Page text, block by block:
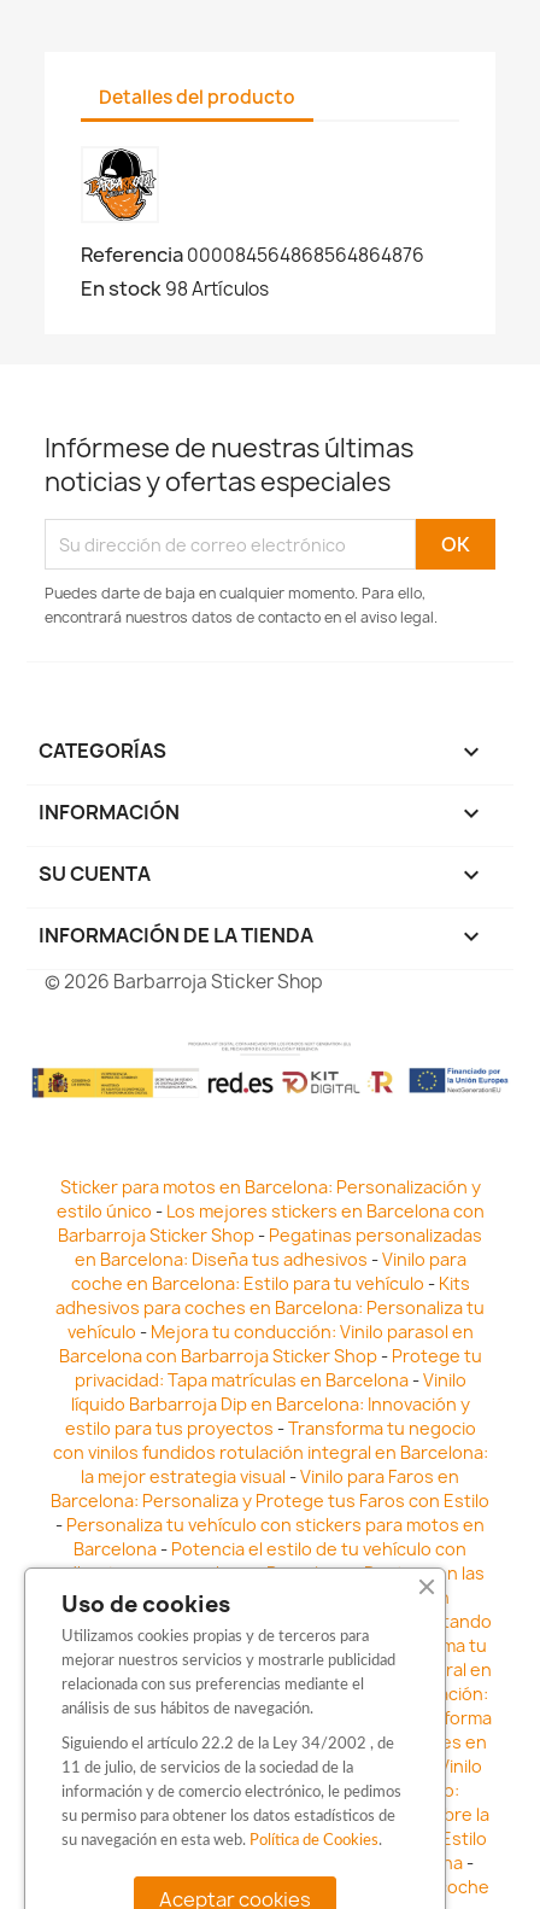
Detalles del producto
Referencia000084564868564864876
En stock98 Artículos
Infórmese de nuestras últimas
noticias y ofertas especiales
Puedes darte de baja en cualquier momento. Para ello,
encontrará nuestros datos de contacto en el aviso legal.
CATEGORÍAS 
INFORMACIÓN 
SU CUENTA 
INFORMACIÓN DE LA TIENDA keyboard_arrow_down
© 2026 Barbarroja Sticker Shop
Sticker para motos en Barcelona: Personalización y
estilo único - Los mejores stickers en Barcelona con
Barbarroja Sticker Shop- Pegatinas personalizadas
en Barcelona: Diseña tus adhesivos -Vinilo para
coche en Barcelona: Estilo para tu vehículo - Kits
adhesivos para coches en Barcelona: Personaliza tu
vehículo - Mejora tu conducción: Vinilo parasol en
Barcelona con Barbarroja Sticker Shop- Protege tu
privacidad: Tapa matrículas en Barcelona-Vinilo
líquido Barbarroja Dip en Barcelona: Innovación y
estilo para tus proyectos -Transforma tu negocio
con vinilos fundidos rotulación integral en Barcelona:
la mejor estrategia visual -Vinilo para Faros en
Barcelona: Personaliza y Protege tus Faros con Estilo
- Personaliza tu vehículo con stickers para motos en
Barcelona- Potencia el estilo de tu vehículo con
adhesivos para coche en Barcelona-Destaca en las
calles: Los Mejores stickers para coches en
Vinilo para faros en Barcelona: Resaltando
la Estética y Seguridad del Automóvil- Transforma tu
vehículo con los vinilos fundidos rotulación integral en
Barcelona-Explora la Innovación en Personalización:
Vinilo líquido barbarroja dip en Barcelona
Transforma
tu vehículo con estilo: Kits adhesivos para coches en
Barcelona-Personaliza tu vehículo con estilo: Vinilo
para coche en Barcelona-Destaca con Estilo:
Pegatinas personalizadas en Barcelona -Descubre la
distinción: Los Mejores stickers en Barcelona
Estilo
en movimiento: Sticker para motos en Barcelona-
Personalización sobre ruedas: Adhesivos para coche
Uso de cookies
Utilizamos cookies propias y de terceros para
mejorar nuestros servicios y mostrarle publicidad
relacionada con sus preferencias mediante el
análisis de sus hábitos de navegación.
Siguiendo el artículo 22.2 de la Ley 34/2002 , de
11 de julio, de servicios de la sociedad de la
información y de comercio electrónico, le pedimos
su permiso para obtener los datos estadísticos de
su navegación en esta web. Política de Cookies.
Aceptar cookies